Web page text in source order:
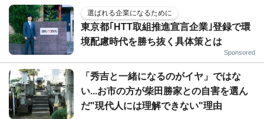
選ばれる企業になるために
東京都｢HTT取組推進宣言企業｣登録で環
境配慮時代を勝ち抜く具体策とは
Sponsored
「秀吉と一緒になるのがイヤ」ではな
い...お市の方が柴田勝家との自害を選ん
だ"現代人には理解できない"理由